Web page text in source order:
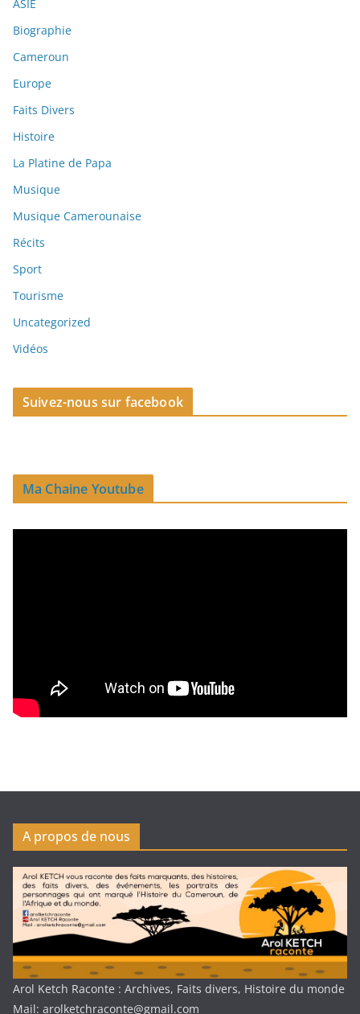
ASIE
Biographie
Cameroun
Europe
Faits Divers
Histoire
La Platine de Papa
Musique
Musique Camerounaise
Récits
Sport
Tourisme
Uncategorized
Vidéos
Suivez-nous sur facebook
Ma Chaine Youtube
A propos de nous
Arol Ketch Raconte : Archives, Faits divers, Histoire du monde
Mail: arolketchraconte@gmail.com